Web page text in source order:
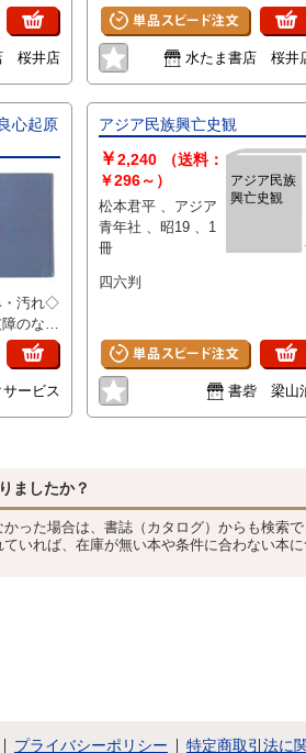
桜井店
れ。
水たま書店 桜井
心起原
汚れ◇
のない
ービス
アジア民族興亡史観
アジア民族
興亡史観
￥2,240
（送料：
￥296～）
松本君平 、アジア
青年社 、昭19 、1
冊
四六判
書砦 梁山
ましたか？
った場合は、書誌（カタログ）からも検索で
いれば、在庫が無い本や条件に合わない本
プライバシーポリシー 特定商取引法に